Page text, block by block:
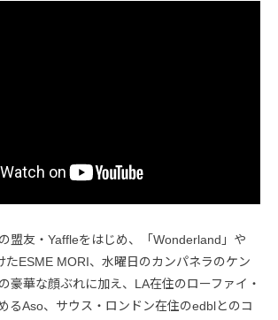
盟友・Yaffleをはじめ、「Wonderland」や
たESME MORI、水曜日のカンパネラのケン
豪華な顔ぶれに加え、LA在住のローファイ・
るAso、サウス・ロンドン在住のedblとのコ